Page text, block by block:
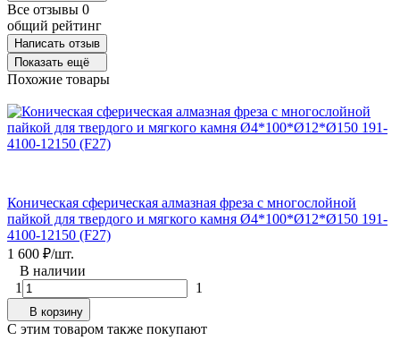
Все отзывы 0
общий рейтинг
Написать отзыв
Показать ещё
Похожие товары
Коническая сферическая алмазная фреза с многослойной
пайкой для твердого и мягкого камня Ø4*100*Ø12*Ø150 191-
4100-12150 (F27)
1 600 ₽/шт.
В наличии
1
1
В корзину
C этим товаром также покупают